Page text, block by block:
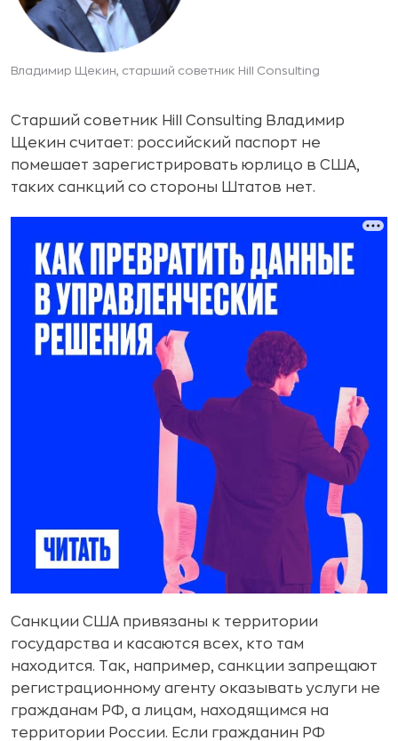
Владимир Щекин, старший советник Hill Consulting
Старший советник Hill Consulting Владимир
Щекин считает: российский паспорт не
помешает зарегистрировать юрлицо в США,
таких санкций со стороны Штатов нет.
Санкции США привязаны к территории
государства и касаются всех, кто там
находится. Так, например, санкции запрещают
регистрационному агенту оказывать услуги не
гражданам РФ, а лицам, находящимся на
территории России. Если гражданин РФ